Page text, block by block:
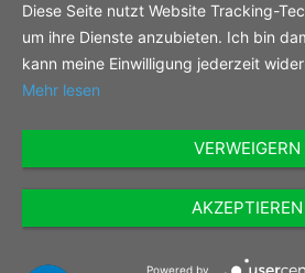
Diese Seite nutzt Website Tracking-
um ihre Dienste anzubieten. Ich bin
kann meine Einwilligung jederzeit
Mehr lesen
VERWEIGERN
AKZEPTIEREN
Powered by